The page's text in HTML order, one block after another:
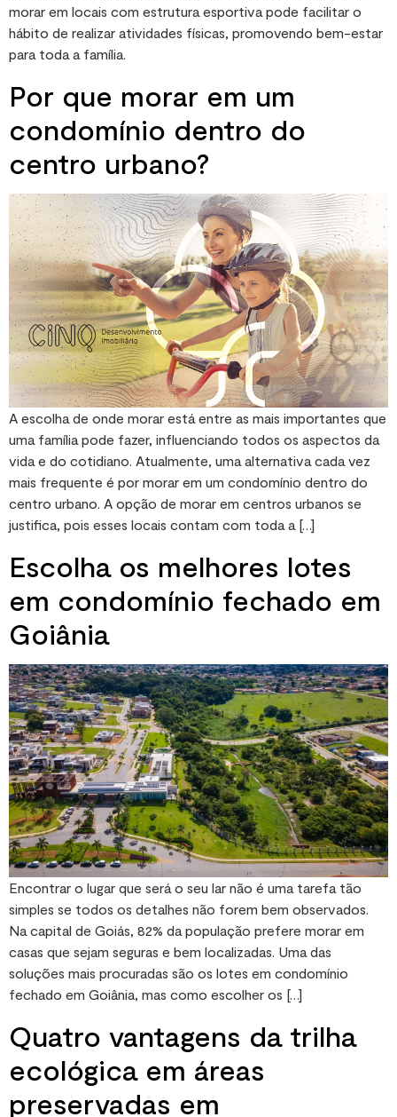
morar em locais com estrutura esportiva pode facilitar o
hábito de realizar atividades físicas, promovendo bem-estar
para toda a família.
Por que morar em um
condomínio dentro do
centro urbano?
A escolha de onde morar está entre as mais importantes que
uma família pode fazer, influenciando todos os aspectos da
vida e do cotidiano. Atualmente, uma alternativa cada vez
mais frequente é por morar em um condomínio dentro do
centro urbano. A opção de morar em centros urbanos se
justifica, pois esses locais contam com toda a […]
Escolha os melhores lotes
em condomínio fechado em
Goiânia
Encontrar o lugar que será o seu lar não é uma tarefa tão
simples se todos os detalhes não forem bem observados.
Na capital de Goiás, 82% da população prefere morar em
casas que sejam seguras e bem localizadas. Uma das
soluções mais procuradas são os lotes em condomínio
fechado em Goiânia, mas como escolher os […]
Quatro vantagens da trilha
ecológica em áreas
preservadas em